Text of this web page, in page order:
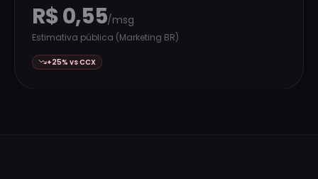
R$0,55/msg
Estimativa pública (Marketing BR)
+25% vs CCX